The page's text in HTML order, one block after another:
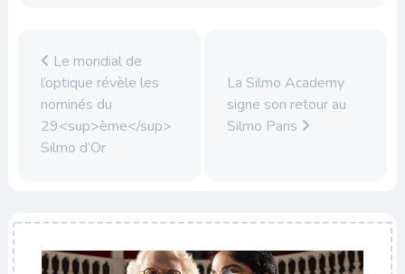
Le mondial de
l’optique révèle les
nominés du
29<sup>ème</sup>
Silmo d’Or
La Silmo Academy
signe son retour au
Silmo Paris